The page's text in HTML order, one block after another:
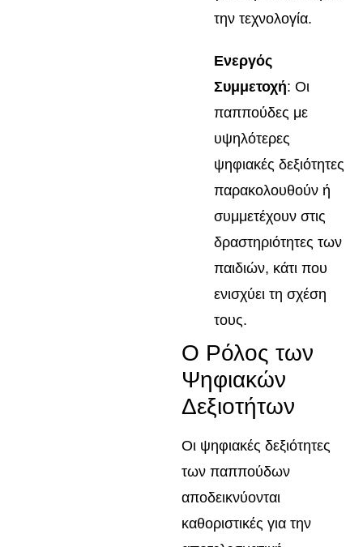
την τεχνολογία.
Ενεργός
Συμμετοχή: Οι
παππούδες με
υψηλότερες
ψηφιακές δεξιότητες
παρακολουθούν ή
συμμετέχουν στις
δραστηριότητες των
παιδιών, κάτι που
ενισχύει τη σχέση
τους.
Ο Ρόλος των
Ψηφιακών
Δεξιοτήτων
Οι ψηφιακές δεξιότητες
των παππούδων
αποδεικνύονται
καθοριστικές για την